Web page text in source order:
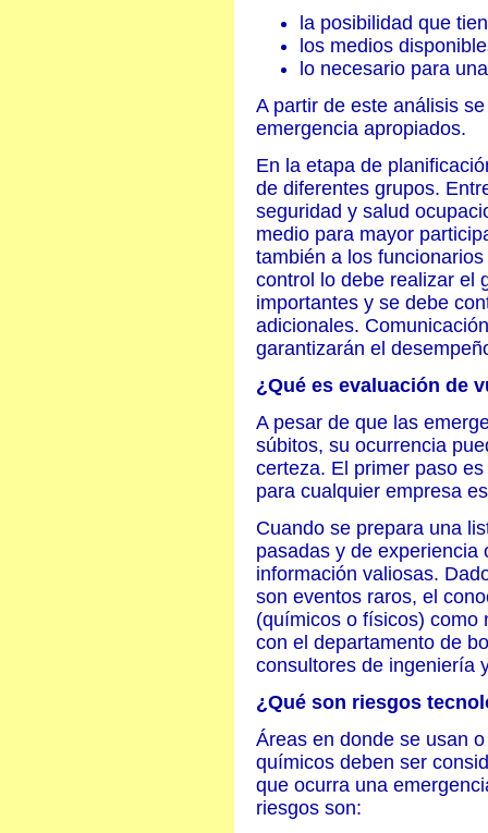
la posibilidad que
los medios
lo necesario para
A partir de este análisis
emergencia apropiados.
En la etapa de
de diferentes grupos.
seguridad y salud
medio para mayor
también a los
control lo debe realizar el
importantes y se debe
adicionales.
garantizarán el
¿Qué es evaluación de
A pesar de que las
súbitos, su ocurrencia
certeza. El primer paso
para cualquier empresa
Cuando se prepara una
pasadas y de experiencia
información valiosas.
son eventos raros, el
(químicos o físicos) como
con el departamento de
consultores de ingeniería
¿Qué son riesgos
Áreas en donde se usan
químicos deben ser
que ocurra una
riesgos son: